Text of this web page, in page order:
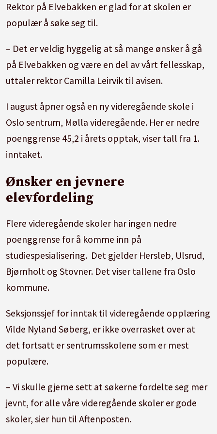
Rektor på Elvebakken er glad for at skolen er
populær å søke seg til.
– Det er veldig hyggelig at så mange ønsker å gå
på Elvebakken og være en del av vårt fellesskap,
uttaler rektor Camilla Leirvik til avisen.
I august åpner også en ny videregående skole i
Oslo sentrum, Mølla videregående. Her er nedre
poenggrense 45,2 i årets opptak, viser tall fra 1.
inntaket.
Ønsker en jevnere
elevfordeling
Flere videregående skoler har ingen nedre
poenggrense for å komme inn på
studiespesialisering. Det gjelder Hersleb, Ulsrud,
Bjørnholt og Stovner. Det viser tallene fra Oslo
kommune.
Seksjonssjef for inntak til videregående opplæring
Vilde Nyland Søberg, er ikke overrasket over at
det fortsatt er sentrumsskolene som er mest
populære.
– Vi skulle gjerne sett at søkerne fordelte seg mer
jevnt, for alle våre videregående skoler er gode
skoler, sier hun til Aftenposten.